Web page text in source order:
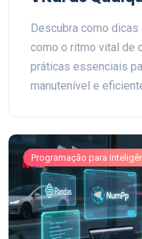
Descubra como dicas
como o ritmo vital de
práticas essenciais
manutenível e
Programação para